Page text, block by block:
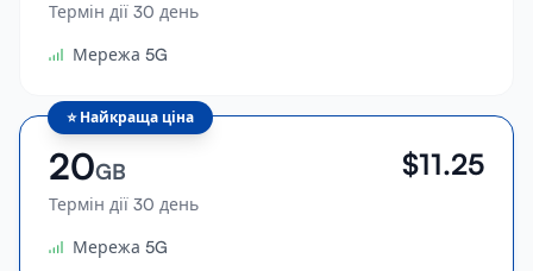
Термін дії 30 день
Мережа 5G
⭐ Найкраща ціна
20GB
Термін дії 30 день
$11.25
Мережа 5G